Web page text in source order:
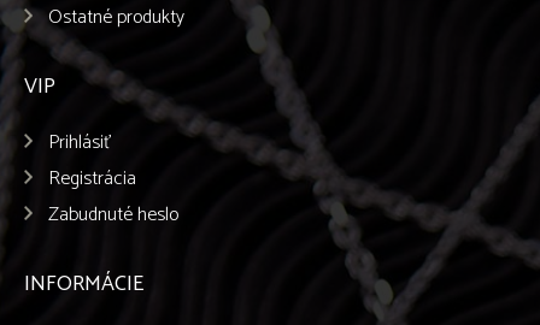
Ostatné produkty
VIP
Prihlásiť
Registrácia
Zabudnuté heslo
INFORMÁCIE